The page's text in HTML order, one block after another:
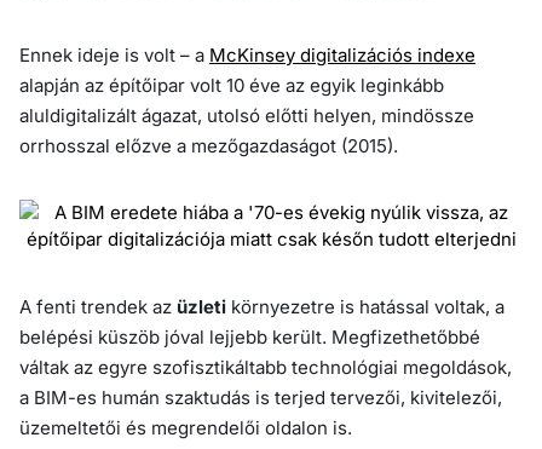
Ennek ideje is volt – a McKinsey digitalizációs indexe
alapján az építőipar volt 10 éve az egyik leginkább
aluldigitalizált ágazat, utolsó előtti helyen, mindössze
orrhosszal előzve a mezőgazdaságot (2015).
A fenti trendek az üzleti környezetre is hatással voltak, a
belépési küszöb jóval lejjebb került. Megfizethetőbbé
váltak az egyre szofisztikáltabb technológiai megoldások,
a BIM-es humán szaktudás is terjed tervezői, kivitelezői,
üzemeltetői és megrendelői oldalon is.